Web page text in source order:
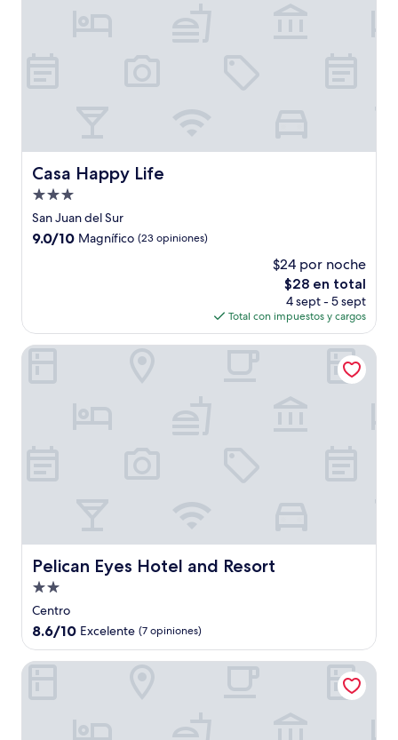
Casa Happy Life
Casa Happy Life
Propiedad
de
3.0
San Juan del Sur
9.0
9.0/10 Magnífico (23 opiniones)
$24 por noche
El
precio
actual
es
de
$28 en total
4 sept - 5 sept
Total con impuestos y cargos
Pelican Eyes Hotel and Resort
Pelican Eyes Hotel and Resort
Propiedad
de
2.0
estrellas
Centro
8.6
de
10,
8.6/10 Excelente (7 opiniones)
Pelican Eyes Hotel and Resort
Casa Nära Hotel